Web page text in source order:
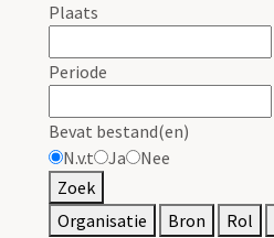
Plaats
Periode
Bevat bestand(en)
N.v.t
Ja
Nee
Zoek
Organisatie
Bron Rol